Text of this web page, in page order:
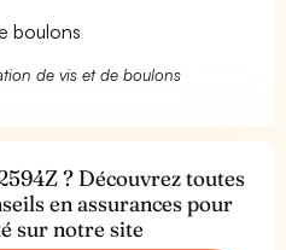
boulons
de vis et de boulons
? Découvrez toutes
en assurances pour
sur notre site